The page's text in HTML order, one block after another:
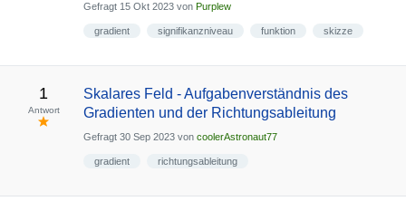
Gefragt 15 Okt 2023 von Purplew
gradient signifikanzniveau funktion skizze
1
Antwort
Skalares Feld - Aufgabenverständnis des
Gradienten und der Richtungsableitung
Gefragt 30 Sep 2023 von coolerAstronaut77
gradient richtungsableitung